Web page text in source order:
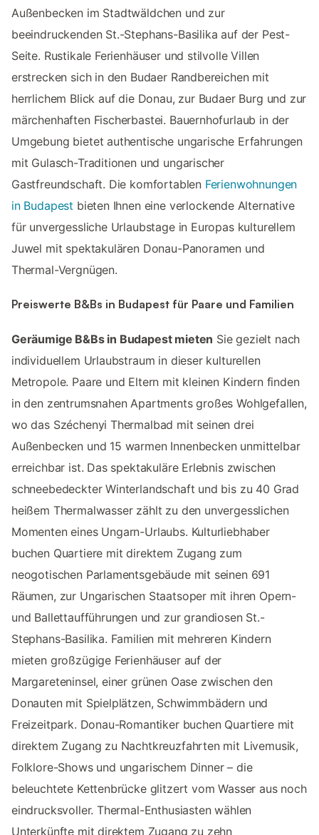
Außenbecken im Stadtwäldchen und zur
beeindruckenden St.-Stephans-Basilika auf der Pest-
Seite. Rustikale Ferienhäuser und stilvolle Villen
erstrecken sich in den Budaer Randbereichen mit
herrlichem Blick auf die Donau, zur Budaer Burg und zur
märchenhaften Fischerbastei. Bauernhofurlaub in der
Umgebung bietet authentische ungarische Erfahrungen
mit Gulasch-Traditionen und ungarischer
Gastfreundschaft. Die komfortablen Ferienwohnungen
in Budapest bieten Ihnen eine verlockende Alternative
für unvergessliche Urlaubstage in Europas kulturellem
Juwel mit spektakulären Donau-Panoramen und
Thermal-Vergnügen.
Preiswerte B&Bs in Budapest für Paare und Familien
Geräumige B&Bs in Budapest mieten Sie gezielt nach
individuellem Urlaubstraum in dieser kulturellen
Metropole. Paare und Eltern mit kleinen Kindern finden
in den zentrumsnahen Apartments großes Wohlgefallen,
wo das Széchenyi Thermalbad mit seinen drei
Außenbecken und 15 warmen Innenbecken unmittelbar
erreichbar ist. Das spektakuläre Erlebnis zwischen
schneebedeckter Winterlandschaft und bis zu 40 Grad
heißem Thermalwasser zählt zu den unvergesslichen
Momenten eines Ungarn-Urlaubs. Kulturliebhaber
buchen Quartiere mit direktem Zugang zum
neogotischen Parlamentsgebäude mit seinen 691
Räumen, zur Ungarischen Staatsoper mit ihren Opern-
und Ballettaufführungen und zur grandiosen St.-
Stephans-Basilika. Familien mit mehreren Kindern
mieten großzügige Ferienhäuser auf der
Margareteninsel, einer grünen Oase zwischen den
Donauten mit Spielplätzen, Schwimmbädern und
Freizeitpark. Donau-Romantiker buchen Quartiere mit
direktem Zugang zu Nachtkreuzfahrten mit Livemusik,
Folklore-Shows und ungarischem Dinner – die
beleuchtete Kettenbrücke glitzert vom Wasser aus noch
eindrucksvoller. Thermal-Enthusiasten wählen
Unterkünfte mit direktem Zugang zu zehn